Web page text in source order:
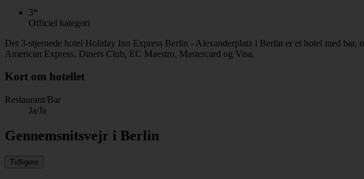
3*
Officiel kategori
Det 3-stjernede hotel Holiday Inn Express Berlin - Alexanderplatz i Berlin er et hotel med
American Express, Diners Club, EC Maestro, Mastercard og Visa.
Kort om hotellet
Restaurant/Bar
Ja/Ja
Gennemsnitsvejr i Berlin
Tidligere